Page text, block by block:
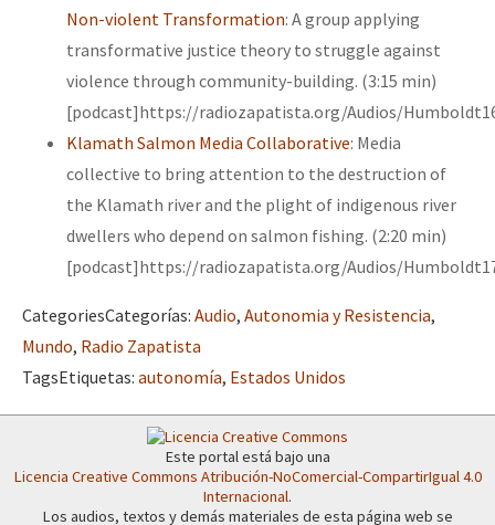
Non-violent Transformation: A group applying
transformative justice theory to struggle against
violence through community-building. (3:15 min)
[podcast]https://radiozapatista.org/Audios/
Klamath Salmon Media Collaborative: Media
collective to bring attention to the destruction of
the Klamath river and the plight of indigenous river
dwellers who depend on salmon fishing. (2:20 min)
[podcast]https://radiozapatista.org/Audios/
CategoriesCategorías: Audio, Autonomia y Resistencia,
Mundo, Radio Zapatista
TagsEtiquetas: autonomía, Estados Unidos
Este portal está bajo una
Licencia Creative Commons Atribución-NoComercial-CompartirIgual 4.0
Internacional.
Los audios, textos y demás materiales de esta página web se